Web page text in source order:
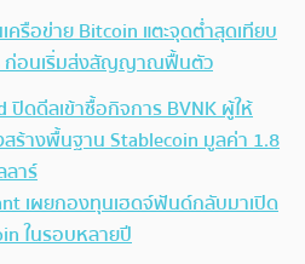
ครือข่าย Bitcoin แตะจุดต่ำสุดเทียบ
ก่อนเริ่มส่งสัญญาณฟื้นตัว
ปิดดีลเข้าซื้อกิจการ BVNK ผู้ให้
สร้างพื้นฐาน Stablecoin มูลค่า 1.8
าร์
เผยกองทุนเฮดจ์ฟันด์กลับมาเปิด
ในรอบหลายปี